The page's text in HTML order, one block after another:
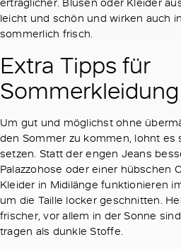
leicht und schön und wirken auch
sommerlich frisch.
Extra Tipps für
Sommerkleidung
Um gut und möglichst ohne
den Sommer zu kommen, lohnt es
setzen. Statt der engen Jeans
Palazzohose oder einer hübschen
Kleider in Midilänge funktionieren
um die Taille locker geschnitten.
frischer, vor allem in der Sonne
tragen als dunkle Stoffe.